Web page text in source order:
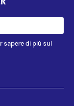
sapere di più sul